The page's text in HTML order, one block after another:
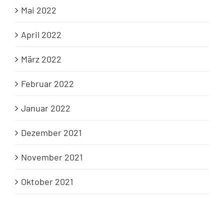
Mai 2022
April 2022
März 2022
Februar 2022
Januar 2022
Dezember 2021
November 2021
Oktober 2021